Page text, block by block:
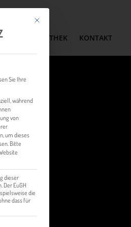
MEDIATHEK KONTAKT
Mit diesem Button wird der Dialog
Sie Ihre
während
von
um dieses
Bitte
dieser
Der EuGH
die
dass für